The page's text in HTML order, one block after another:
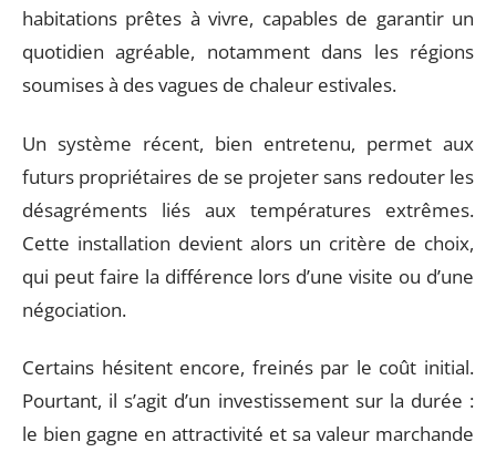
habitations prêtes à vivre, capables de garantir un
quotidien agréable, notamment dans les régions
soumises à des vagues de chaleur estivales.
Un système récent, bien entretenu, permet aux
futurs propriétaires de se projeter sans redouter les
désagréments liés aux températures extrêmes.
Cette installation devient alors un critère de choix,
qui peut faire la différence lors d’une visite ou d’une
négociation.
Certains hésitent encore, freinés par le coût initial.
Pourtant, il s’agit d’un investissement sur la durée :
le bien gagne en attractivité et sa valeur marchande